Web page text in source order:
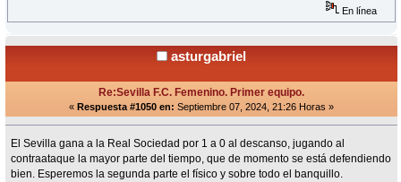
En línea
asturgabriel
Re:Sevilla F.C. Femenino. Primer equipo.
« Respuesta #1050 en: Septiembre 07, 2024, 21:26 Horas »
El Sevilla gana a la Real Sociedad por 1 a 0 al descanso, jugando al
contraataque la mayor parte del tiempo, que de momento se está defendiendo
bien. Esperemos la segunda parte el físico y sobre todo el banquillo.